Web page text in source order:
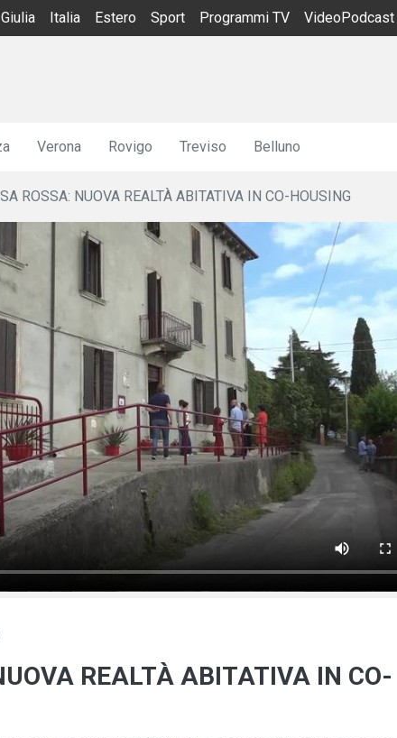
Italia Estero Sport Programmi TV VideoPodcast
Verona Rovigo Treviso Belluno
ROSSA: NUOVA REALTÀ ABITATIVA IN CO-HOUSING
REALTÀ ABITATIVA IN CO-